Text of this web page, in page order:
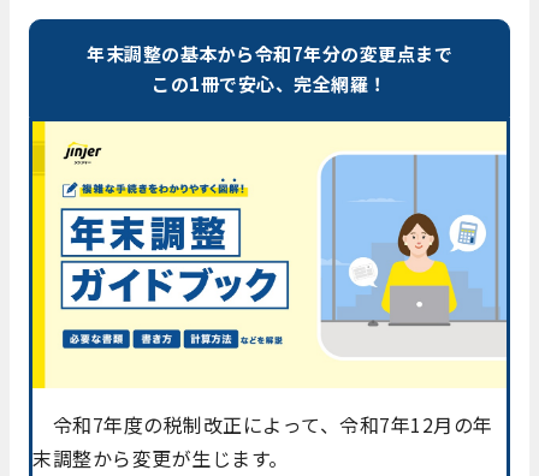
年末調整の基本から令和7年分の変更点まで
この1冊で安心、完全網羅！
令和7年度の税制改正によって、令和7年12月の年
末調整から変更が生じます。